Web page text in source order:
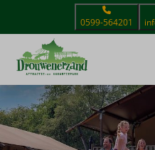
0599-564201